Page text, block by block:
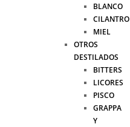
BLANCO
CILANTRO
MIEL
OTROS
DESTILADOS
BITTERS
LICORES
PISCO
GRAPPA
Y